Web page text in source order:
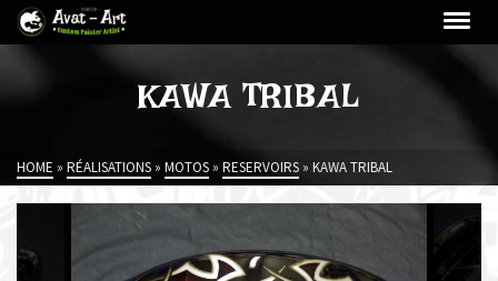
KAWA TRIBAL
HOME » RÉALISATIONS » MOTOS » RESERVOIRS » KAWA TRIBAL